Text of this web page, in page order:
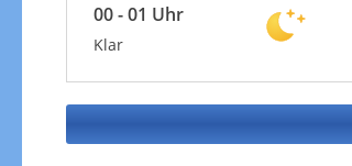
00 - 01 Uhr
Klar